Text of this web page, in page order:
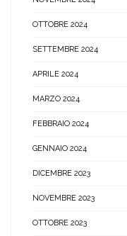
OTTOBRE 2024
SETTEMBRE 2024
APRILE 2024
MARZO 2024
FEBBRAIO 2024
GENNAIO 2024
DICEMBRE 2023
NOVEMBRE 2023
OTTOBRE 2023